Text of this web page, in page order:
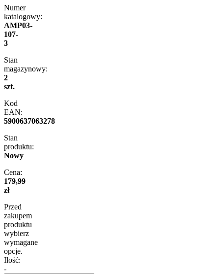
Numer
katalogowy:
AMP03-
107-
3
Stan
magazynowy:
2
szt.
Kod
EAN:
5900637063278
Stan
produktu:
Nowy
Cena:
179,99
zł
Przed
zakupem
produktu
wybierz
wymagane
opcje.
Ilość:
-